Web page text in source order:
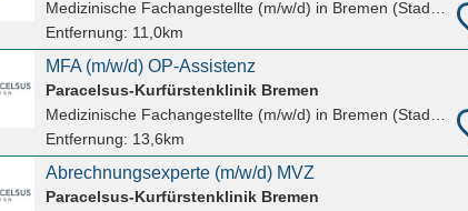
Medizinische Fachangestellte (m/w/d) in Bremen (Stadt), Altstadt
Entfernung: 11,0km
MFA (m/w/d) OP-Assistenz
Paracelsus-Kurfürstenklinik Bremen
Medizinische Fachangestellte (m/w/d) in Bremen (Stadt), Sebaldsbrück
Entfernung: 13,6km
Abrechnungsexperte (m/w/d) MVZ
Paracelsus-Kurfürstenklinik Bremen